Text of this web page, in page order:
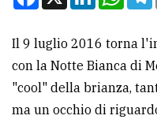
la
tua
pubblicità
Il 9 luglio 2016 torna
con la Notte Bianca di
"cool" della brianza,
ma un occhio di